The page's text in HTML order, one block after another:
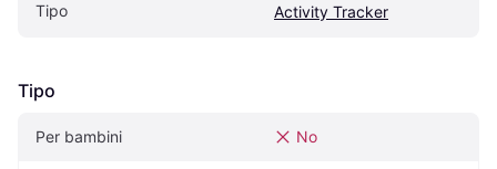
Tipo Activity Tracker
Tipo
Per bambini No